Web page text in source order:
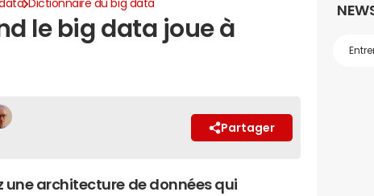
Dictionnaire du big data
le big data joue à
Partager
une architecture de données qui